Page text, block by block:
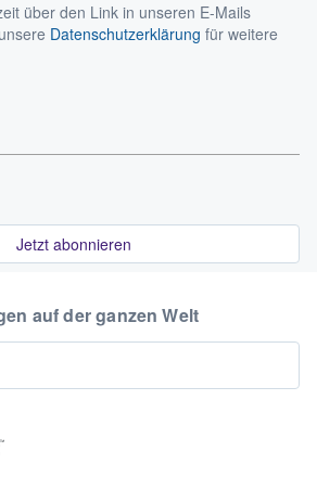
über den Link in unseren E-Mails
Datenschutzerklärung für weitere
Jetzt abonnieren
auf der ganzen Welt